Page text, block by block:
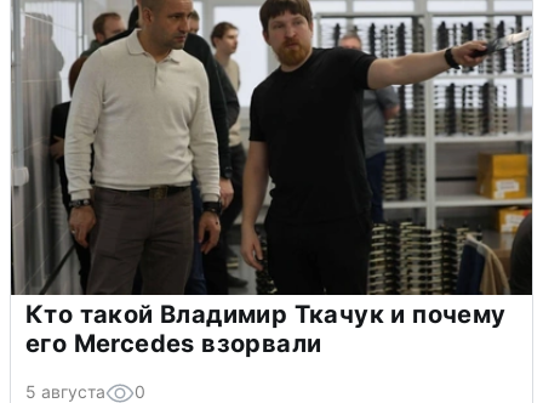
Кто такой Владимир Ткачук и почему
его Mercedes взорвали
5 августа 0